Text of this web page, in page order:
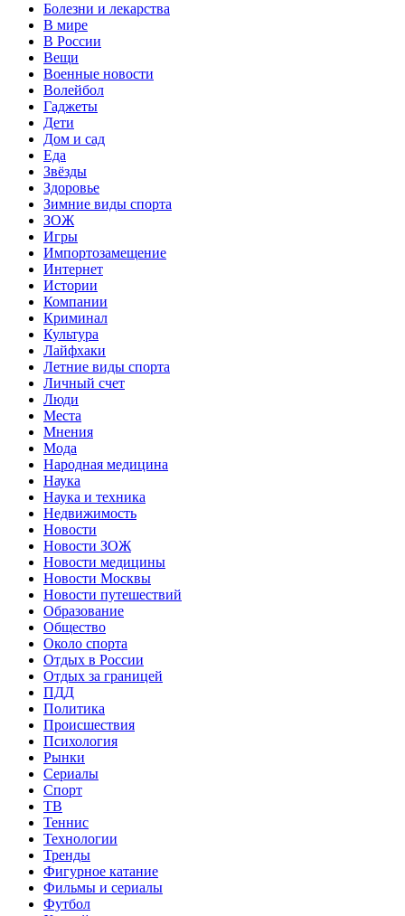
Болезни и лекарства
В мире
В России
Вещи
Военные новости
Волейбол
Гаджеты
Дети
Дом и сад
Еда
Звёзды
Здоровье
Зимние виды спорта
ЗОЖ
Игры
Импортозамещение
Интернет
Истории
Компании
Криминал
Культура
Лайфхаки
Летние виды спорта
Личный счет
Люди
Места
Мнения
Мода
Народная медицина
Наука
Наука и техника
Недвижимость
Новости
Новости ЗОЖ
Новости медицины
Новости Москвы
Новости путешествий
Образование
Общество
Около спорта
Отдых в России
Отдых за границей
ПДД
Политика
Происшествия
Психология
Рынки
Сериалы
Спорт
ТВ
Теннис
Технологии
Тренды
Фигурное катание
Фильмы и сериалы
Футбол